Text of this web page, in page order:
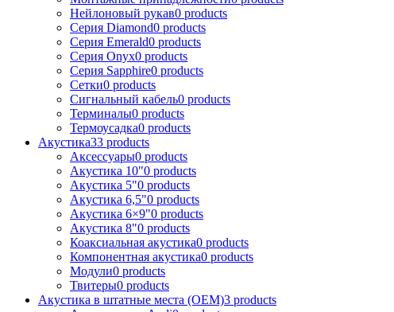
Нейлоновый рукав0 products
Серия Diamond0 products
Серия Emerald0 products
Серия Onyx0 products
Серия Sapphire0 products
Сетки0 products
Сигнальный кабель0 products
Терминалы0 products
Термоусадка0 products
Акустика33 products
Аксессуары0 products
Акустика 10"0 products
Акустика 5"0 products
Акустика 6,5"0 products
Акустика 6×9"0 products
Акустика 8"0 products
Коаксиальная акустика0 products
Компонентная акустика0 products
Модули0 products
Твитеры0 products
Акустика в штатные места (OEM)3 products